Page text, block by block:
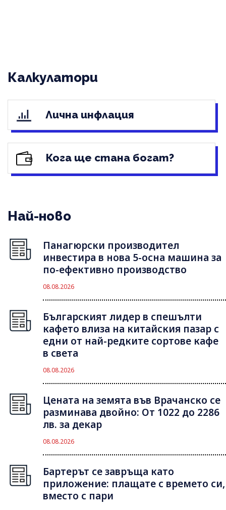
Калкулатори
Лична инфлация
Кога ще стана богат?
Най-ново
Панагюрски производител
инвестира в нова 5-осна машина за
по-ефективно производство
08.08.2026
Българският лидер в спешълти
кафето влиза на китайския пазар с
едни от най-редките сортове кафе
в света
08.08.2026
Цената на земята във Врачанско се
разминава двойно: От 1022 до 2286
лв. за декар
08.08.2026
Бартерът се завръща като
приложение: плащате с времето си,
вместо с пари